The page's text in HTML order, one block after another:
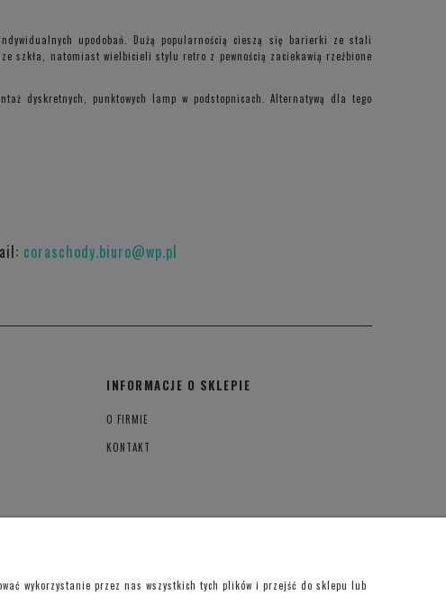
upodobań. Dużą popularnością cieszą się barierki ze stali
szkła, natomiast wielbicieli stylu retro z pewnością zaciekawią rzeźbione
dyskretnych, punktowych lamp w podstopnicach. Alternatywą dla tego
coraschody.biuro@wp.pl
INFORMACJE O SKLEPIE
O FIRMIE
KONTAKT
wykorzystanie przez nas wszystkich tych plików i przejść do sklepu lub